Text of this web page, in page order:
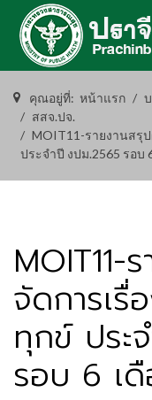
คุณอยู่ที่: หน้าแรก
สสจ.ปจ.
MOIT11-รายงานสรุป
ประจำปี งปม.2565 รอบ
MOIT11-
จัดการเรื่
ทุกข์ ประ
รอบ 6 เ